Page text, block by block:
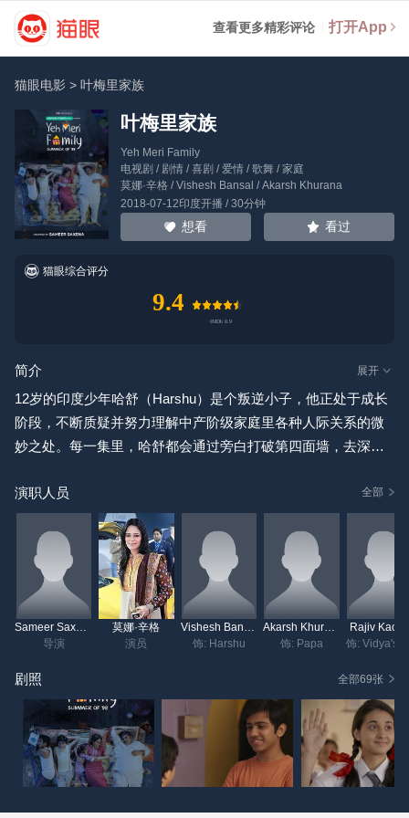
查看更多精彩评论 打开App
猫眼电影 >叶梅里家族
叶梅里家族
Yeh Meri Family
电视剧 / 剧情 / 喜剧 / 爱情 / 歌舞 / 家庭
莫娜·辛格 /Vishesh Bansal /Akarsh Khurana
2018-07-12印度开播 / 30分钟
想看 看过
猫眼综合评分
9.4
简介 展开
12岁的印度少年哈舒（Harshu）是个叛逆小子，他正处于成长
阶段，不断质疑并努力理解中产阶级家庭里各种人际关系的微
妙之处。每一集里，哈舒都会通过旁白打破第四面墙，去深入
之间的关系，还有他和学校暗恋对象维迪亚（Vidhya）的关
系。在大结局中，他领悟到了整个……的重要性。
演职人员 全部
导演
莫娜·辛格
演员
饰: Harshu
饰: Papa
Rajiv
剧照 全部69张